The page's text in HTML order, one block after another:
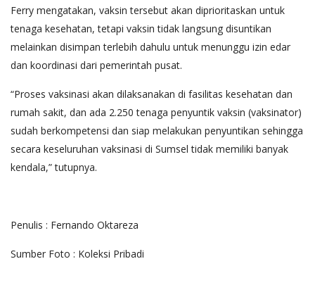
Ferry mengatakan, vaksin tersebut akan diprioritaskan untuk
tenaga kesehatan, tetapi vaksin tidak langsung disuntikan
melainkan disimpan terlebih dahulu untuk menunggu izin edar
dan koordinasi dari pemerintah pusat.
“Proses vaksinasi akan dilaksanakan di fasilitas kesehatan dan
rumah sakit, dan ada 2.250 tenaga penyuntik vaksin (vaksinator)
sudah berkompetensi dan siap melakukan penyuntikan sehingga
secara keseluruhan vaksinasi di Sumsel tidak memiliki banyak
kendala,” tutupnya.
Penulis : Fernando Oktareza
Sumber Foto : Koleksi Pribadi